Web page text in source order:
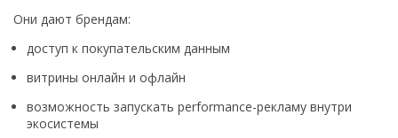
Они дают брендам:
доступ к покупательским данным
витрины онлайн и офлайн
возможность запускать performance-рекламу внутри
экосистемы